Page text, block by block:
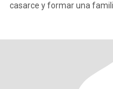
casarce y formar una